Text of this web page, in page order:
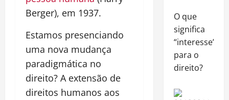
Berger), em 1937.
Estamos presenciando
uma nova mudança
paradigmática no
direito? A extensão de
direitos humanos aos
O que
significa
“interesse”
para o
direito?